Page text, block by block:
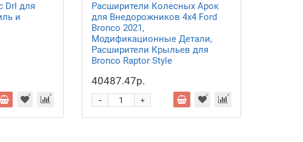
Drl для
и
Расширители Колесных Арок
для Внедорожников 4x4 Ford
Bronco 2021,
Модификационные Детали,
Расширители Крыльев для
Bronco Raptor Style
40487.47р.
+
-